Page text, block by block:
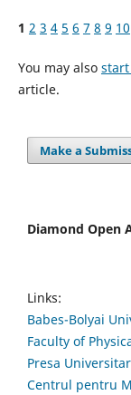
1 2 3 4 5 6 7 8 9 10
You may also
article.
Make a
Diamond Open
Links:
Babes-Bolyai
Faculty of
Presa
Centrul pentru